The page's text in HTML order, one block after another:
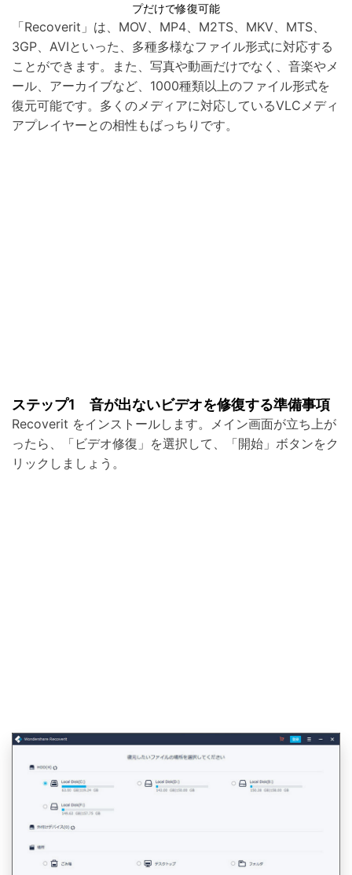
プだけで修復可能
「Recoverit」は、MOV、MP4、M2TS、MKV、MTS、
3GP、AVIといった、多種多様なファイル形式に対応する
ことができます。また、写真や動画だけでなく、音楽やメ
ール、アーカイブなど、1000種類以上のファイル形式を
復元可能です。多くのメディアに対応しているVLCメディ
アプレイヤーとの相性もばっちりです。
ステップ1 音が出ないビデオを修復する準備事項
Recoverit をインストールします。メイン画面が立ち上が
ったら、「ビデオ修復」を選択して、「開始」ボタンをク
リックしましょう。